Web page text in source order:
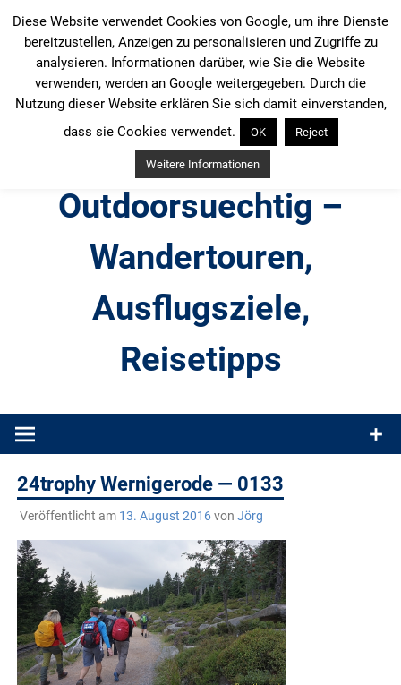
Inhalt
springen
Outdoorsuechtig –
Wandertouren,
Ausflugsziele,
Reisetipps
Produkttests und Buchrezensionen. Ein Blog für alle, die gern
24trophy Wernigerode — 0133
Veröffentlicht am 13. August 2016von Jörg
Diese Website verwendet Cookies von Google, um ihre Dienste
bereitzustellen, Anzeigen zu personalisieren und Zugriffe zu
analysieren. Informationen darüber, wie Sie die Website
verwenden, werden an Google weitergegeben. Durch die
Nutzung dieser Website erklären Sie sich damit einverstanden,
dass sie Cookies verwendet.
OK Reject
Weitere Informationen